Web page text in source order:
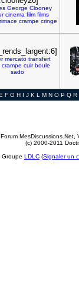
George Clooney
cinema film films
crampe cringe
mercato transfert
crampe cuir boule
sado
F G H I J K L M N O P Q R
Forum MesDiscussions.Net
(c) 2000-2011
LDLC (Signaler un